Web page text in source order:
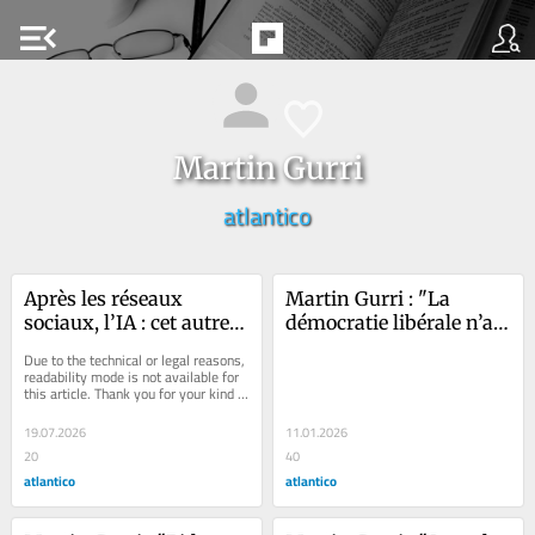
menu_open
Martin Gurri
atlantico
Après les réseaux
sociaux, l’IA : cet autre
politique que les
gouvernements ne
contrôler
Due to the technical or legal reasons,
readability mode is not available for
this article. Thank you for your kind
19.07.2026
20
atlantico
Martin Gurri : "La
démocratie libérale n’a
11.01.2026
40
atlantico